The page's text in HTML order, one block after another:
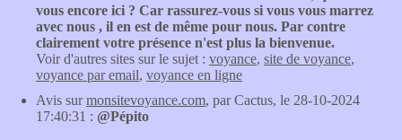
vous encore ici ? Car rassurez-vous si vous vous marrez
avec nous , il en est de même pour nous. Par contre
clairement votre présence n'est plus la bienvenue.
Voir d'autres sites sur le sujet : voyance, site de voyance,
voyance par email, voyance en ligne
Avis surmonsitevoyance.com, par Cactus, le 28-10-2024
17:40:31 : @Pépito